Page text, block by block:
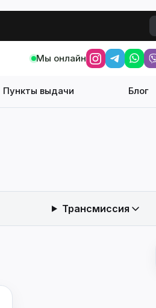
Мы онлайн
Пункты выдачи Блог
Трансмиссия